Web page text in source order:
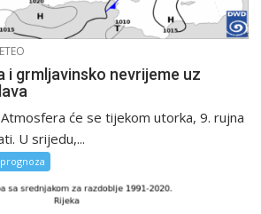
i grmljavinsko nevrijeme uz
će se tijekom utorka, 9. rujna
U srijedu,...